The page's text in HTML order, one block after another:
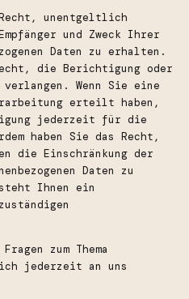
unentgeltlich
und Zweck Ihrer
Daten zu erhalten.
die Berichtigung oder
Wenn Sie eine
erteilt haben,
jederzeit für die
haben Sie das Recht,
die Einschränkung der
Daten zu
Ihnen ein
zum Thema
jederzeit an uns